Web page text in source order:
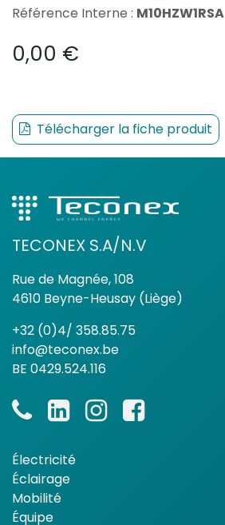
Référence Interne : M10HZW1RSA
0,00 €
Télécharger la fiche produit
TECONEX S.A/N.V
Rue de Magnée, 108
4610 Beyne-Heusay (Liège)
+32 (0)4/ 358.85.75
info@teconex.be
BE 0429.524.116
Électricité
Éclairage
Mobilité
Équipe